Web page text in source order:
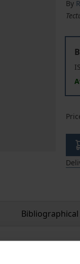
By
Poland have